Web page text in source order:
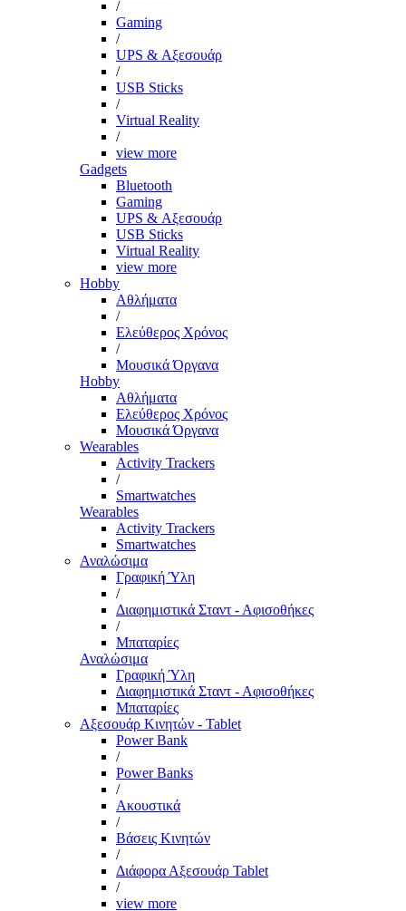
/
Gaming
/
UPS & Αξεσουάρ
/
USB Sticks
/
Virtual Reality
/
view more
Gadgets
Bluetooth
Gaming
UPS & Αξεσουάρ
USB Sticks
Virtual Reality
view more
Hobby
Αθλήματα
/
Ελεύθερος Χρόνος
/
Μουσικά Όργανα
Hobby
Αθλήματα
Ελεύθερος Χρόνος
Μουσικά Όργανα
Wearables
Activity Trackers
/
Smartwatches
Wearables
Activity Trackers
Smartwatches
Αναλώσιμα
Γραφική Ύλη
/
Διαφημιστικά Σταντ - Αφισοθήκες
/
Μπαταρίες
Αναλώσιμα
Γραφική Ύλη
Διαφημιστικά Σταντ - Αφισοθήκες
Μπαταρίες
Αξεσουάρ Κινητών - Tablet
Power Bank
/
Power Banks
/
Ακουστικά
/
Βάσεις Κινητών
/
Διάφορα Αξεσουάρ Tablet
/
view more